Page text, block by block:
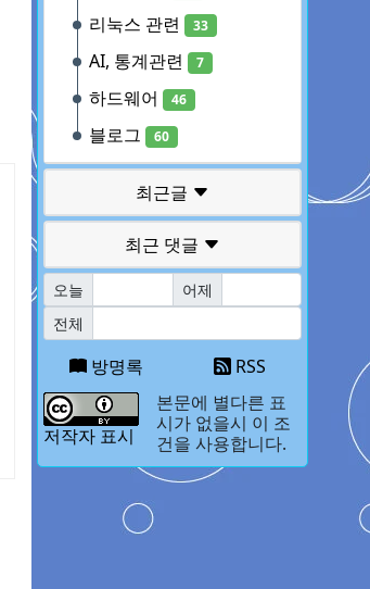
리눅스 관련 33
AI, 통계관련 7
하드웨어 46
블로그 60
최근글
최근 댓글
오늘
어제
전체
방명록 RSS
저작자 표시
본문에 별다른 표
시가 없을시 이 조
건을 사용합니다.